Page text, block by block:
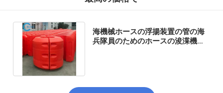
海機械ホースの浮揚装置の管の海
兵隊員のためのホースの浚渫機の